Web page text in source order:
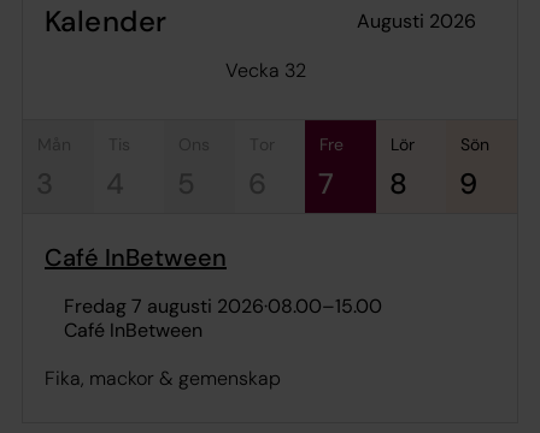
Kalender
augusti 2026
Vecka 32
tis
4
tor
6
fre
7
lör
8
sön
9
Café InBetween
fredag 7 augusti 2026·08.00–15.00
Café InBetween
Fika, mackor & gemenskap